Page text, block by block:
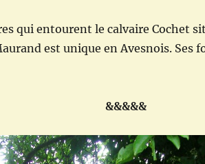
qui entourent le calvaire Cochet
est unique en Avesnois. Ses
&&&&&